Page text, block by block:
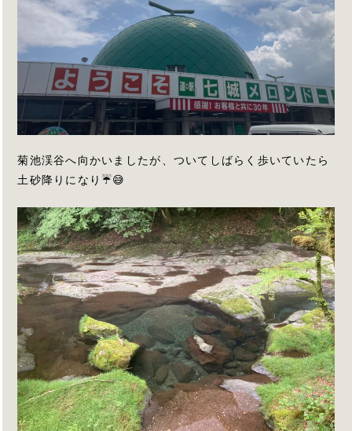
菊池渓谷へ向かいましたが、ついてしばらく歩いていたら
土砂降りになり☔️😅